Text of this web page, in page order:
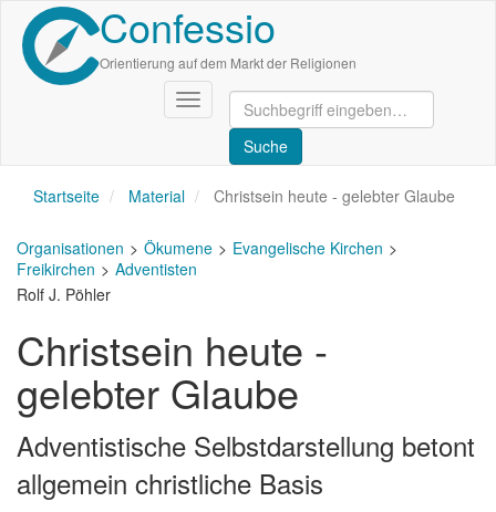
Direkt
zum
Inhalt
Confessio
Orientierung auf dem Markt der Religionen
Navigation
aktivieren/deaktivieren
Startseite Material Christsein heute - gelebter Glaube
Organisationen Ökumene
Evangelische Kirchen
Freikirchen
Adventisten
Rolf J. Pöhler
Christsein heute -
gelebter Glaube
Adventistische Selbstdarstellung betont
allgemein christliche Basis